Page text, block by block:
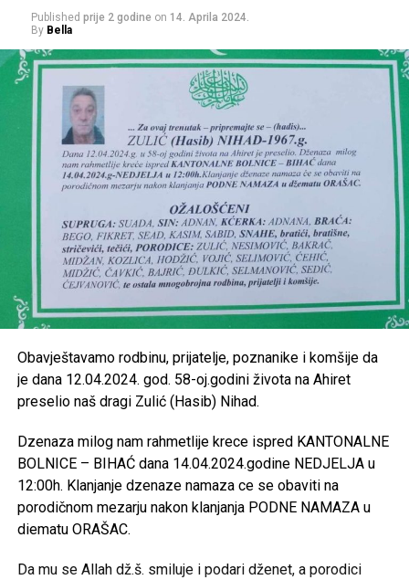
Published prije 2 godine on 14. Aprila 2024.
By Bella
Obavještavamo rodbinu, prijatelje, poznanike i komšije da
je dana 12.04.2024. god. 58-oj.godini života na Ahiret
preselio naš dragi Zulić (Hasib) Nihad.
Dzenaza milog nam rahmetlije krece ispred KANTONALNE
BOLNICE – BIHAĆ dana 14.04.2024.godine NEDJELJA u
12:00h. Klanjanje dzenaze namaza ce se obaviti na
porodičnom mezarju nakon klanjanja PODNE NAMAZA u
diematu ORAŠAC.
Da mu se Allah dž.š. smiluje i podari dženet, a porodici